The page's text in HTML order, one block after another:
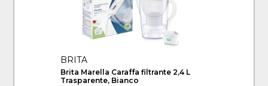
BRITA
Brita Marella Caraffa filtrante 2,4 L
Trasparente, Bianco